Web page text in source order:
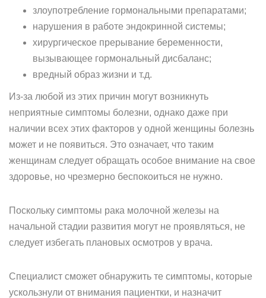
злоупотребление гормональными препаратами;
нарушения в работе эндокринной системы;
хирургическое прерывание беременности,
вызывающее гормональный дисбаланс;
вредный образ жизни и т.д.
Из-за любой из этих причин могут возникнуть
неприятные симптомы болезни, однако даже при
наличии всех этих факторов у одной женщины болезнь
может и не появиться. Это означает, что таким
женщинам следует обращать особое внимание на свое
здоровье, но чрезмерно беспокоиться не нужно.
Поскольку симптомы рака молочной железы на
начальной стадии развития могут не проявляться, не
следует избегать плановых осмотров у врача.
Специалист сможет обнаружить те симптомы, которые
ускользнули от внимания пациентки, и назначит